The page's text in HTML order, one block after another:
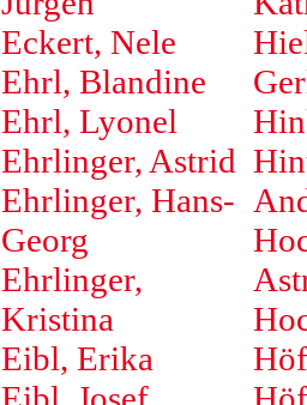
Eckert, Nele
Ehrl, Blandine
Ehrl, Lyonel
Ehrlinger, Astrid
Ehrlinger, Hans-
Georg
Ehrlinger,
Kristina
Eibl, Erika